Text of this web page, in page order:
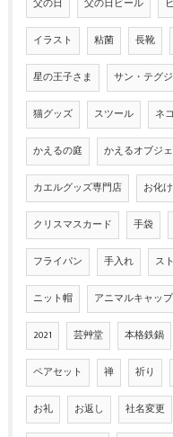
父の日 父の日ビール
イラスト 粘菌 長靴
星の王子さま サン・テグ
猫グッズ スツール ネコ
かえるの庭 かえるオブジェ
カエルグッズ専門店 お化け
クリスマスカード 手袋
フライパン 手入れ ス
ニット帽 アニマルキャップ
2021 芸艸堂 本格鉄鍋
ペアセット 禅 祈り
お礼 お返し 社名変更